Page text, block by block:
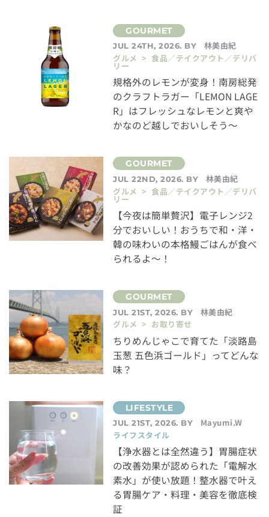
JUL 24TH, 2026. BY
林美由紀
グルメ > 食品／テイクアウト／デリバ
リー
規格外のレモンが変身！南房総発
のクラフトラガー「LEMON LAGE
R」はフレッシュなレモンと爽や
かなのど越しでおいしそう～
JUL 22ND, 2026. BY
林美由紀
グルメ > 食品／テイクアウト／デリバ
リー
【今夜は簡単贅沢】電子レンジ2
分でおいしい！おうちで和・洋・
韓の味わいの本格鰻ごはんが食べ
られるよ～！
JUL 21ST, 2026. BY
林美由紀
グルメ > お取り寄せ
ちりめんじゃこで育てた「淡路島
玉葱 五色浜ゴールド」ってどんな
味？
JUL 21ST, 2026. BY
Mayumi.W
ライフスタイル
【浄水器とは全然違う】胃腸症状
の改善効果が認められた「電解水
素水」が使い放題！整水器で叶え
る胃腸ケア・料理・美容を徹底検
証